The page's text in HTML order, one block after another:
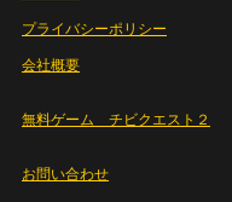
プライバシーポリシー
会社概要
無料ゲーム チビクエスト２
お問い合わせ